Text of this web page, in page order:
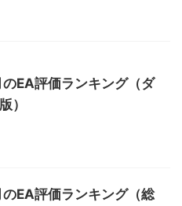
EA評価ランキング（ダ
）
EA評価ランキング（総